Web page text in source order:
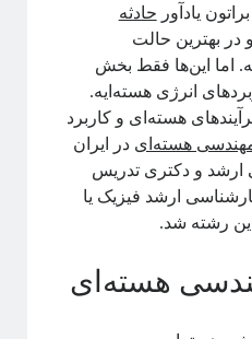
یادآور حادثه
بهترین حالت
اما این‌ها فقط بخش
انرژی هسته‌ایه.
هسته‌ای و کاربرد
هسته‌ای در ایران
و دکتری تدریس
ارشد فیزیک یا
رشته شد.
هسته‌ای